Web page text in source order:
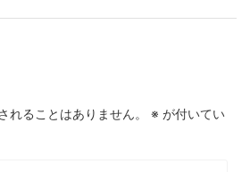
れることはありません。 ※ が付いてい